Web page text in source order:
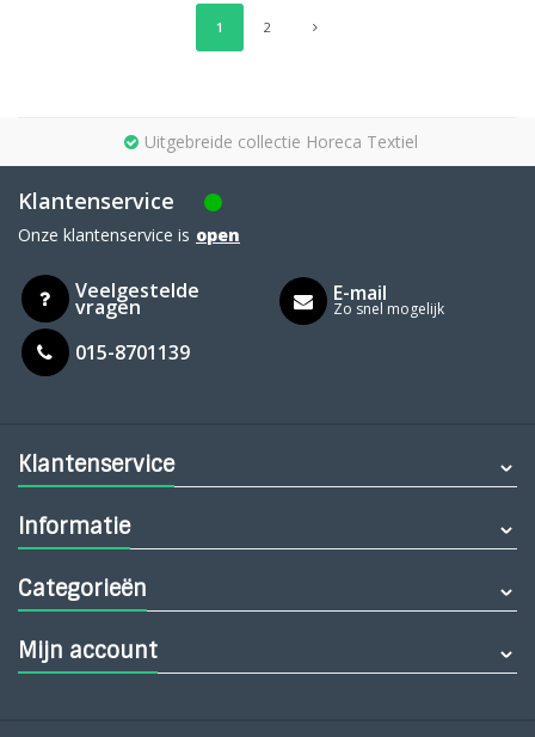
1 2
Uitgebreide collectie Horeca Textiel
Klantenservice
Onze klantenservice is open
Veelgestelde
vragen
015-8701139
E-mail
Zo snel mogelijk
Klantenservice
Informatie
Categorieën
Mijn account